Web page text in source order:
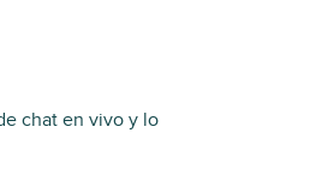
chat en vivo y lo